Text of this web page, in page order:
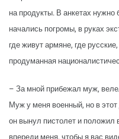
на продукты. В анкетах нужно
начались погромы, в руках
где живут армяне, где
продуманная
– За мной прибежал муж,
Муж у меня военный, но в
он вынул пистолет и положил
впереди меня, чтобы я вас